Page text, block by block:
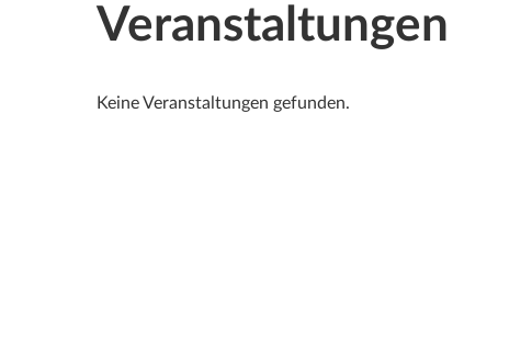
Veranstaltungen
Keine Veranstaltungen gefunden.